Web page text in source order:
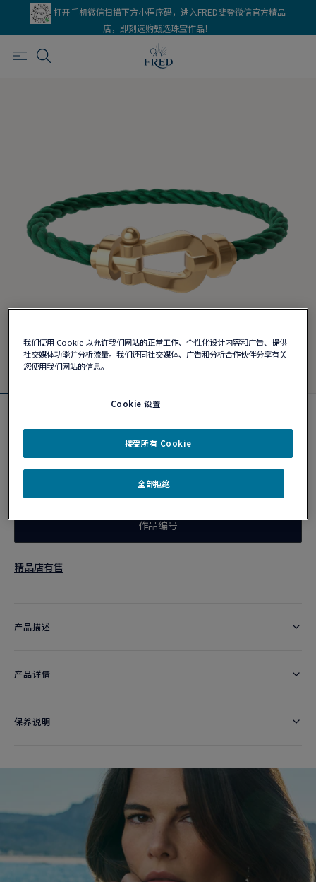
打开手机微信扫描下方小程序码，进入FRED斐登微信官方精品
店，即刻选购甄选珠宝作品！
Force 10手链
个性化定制
作品编号
精品店有售
产品描述
产品详情
保养说明
我们使用 Cookie 以允许我们网站的正常工作、个性化设计内容和广告、提供
社交媒体功能并分析流量。我们还同社交媒体、广告和分析合作伙伴分享有关
您使用我们网站的信息。
Cookie 设置
全部拒绝
接受所有 Cookie